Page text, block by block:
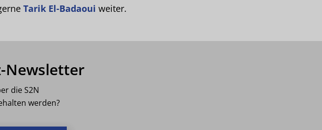
Tarik El-Badaoui weiter.
Newsletter
die S2N
werden?